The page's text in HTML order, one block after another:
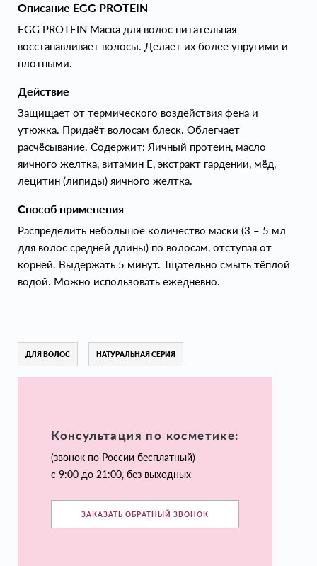
Описание EGG PROTEIN
EGG PROTEIN Маска для волос питательная
восстанавливает волосы. Делает их более упругими и
плотными.
Действие
Защищает от термического воздействия фена и
утюжка. Придаёт волосам блеск. Облегчает
расчёсывание. Содержит: Яичный протеин, масло
яичного желтка, витамин Е, экстракт гардении, мёд,
лецитин (липиды) яичного желтка.
Способ применения
Распределить небольшое количество маски (3 – 5 мл
для волос средней длины) по волосам, отступая от
корней. Выдержать 5 минут. Тщательно смыть тёплой
водой. Можно использовать ежедневно.
ДЛЯ ВОЛОС НАТУРАЛЬНАЯ СЕРИЯ
Консультация по косметике:
(звонок по России бесплатный)
с 9:00 до 21:00, без выходных
ЗАКАЗАТЬ ОБРАТНЫЙ ЗВОНОК